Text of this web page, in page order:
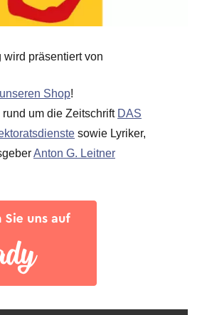
präsentiert von
Shop!
um die Zeitschrift DAS
sowie Lyriker,
Anton G. Leitner